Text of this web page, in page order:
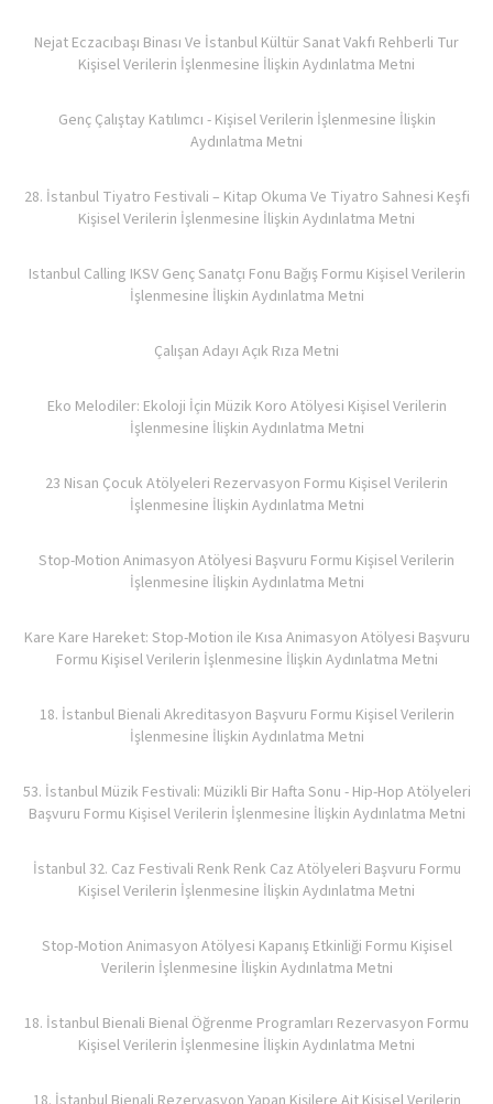
Nejat Eczacıbaşı Binası Ve İstanbul Kültür Sanat Vakfı Rehberli Tur
Kişisel Verilerin İşlenmesine İlişkin Aydınlatma Metni
Genç Çalıştay Katılımcı - Kişisel Verilerin İşlenmesine İlişkin
Aydınlatma Metni
28. İstanbul Tiyatro Festivali – Kitap Okuma Ve Tiyatro Sahnesi Keşfi
Kişisel Verilerin İşlenmesine İlişkin Aydınlatma Metni
Istanbul Calling IKSV Genç Sanatçı Fonu Bağış Formu Kişisel Verilerin
İşlenmesine İlişkin Aydınlatma Metni
Çalışan Adayı Açık Rıza Metni
Eko Melodiler: Ekoloji İçin Müzik Koro Atölyesi Kişisel Verilerin
İşlenmesine İlişkin Aydınlatma Metni
23 Nisan Çocuk Atölyeleri Rezervasyon Formu Kişisel Verilerin
İşlenmesine İlişkin Aydınlatma Metni
Stop-Motion Animasyon Atölyesi Başvuru Formu Kişisel Verilerin
İşlenmesine İlişkin Aydınlatma Metni
Kare Kare Hareket: Stop-Motion ile Kısa Animasyon Atölyesi Başvuru
Formu Kişisel Verilerin İşlenmesine İlişkin Aydınlatma Metni
18. İstanbul Bienali Akreditasyon Başvuru Formu Kişisel Verilerin
İşlenmesine İlişkin Aydınlatma Metni
53. İstanbul Müzik Festivali: Müzikli Bir Hafta Sonu - Hip-Hop Atölyeleri
Başvuru Formu Kişisel Verilerin İşlenmesine İlişkin Aydınlatma Metni
İstanbul 32. Caz Festivali Renk Renk Caz Atölyeleri Başvuru Formu
Kişisel Verilerin İşlenmesine İlişkin Aydınlatma Metni
Stop-Motion Animasyon Atölyesi Kapanış Etkinliği Formu Kişisel
Verilerin İşlenmesine İlişkin Aydınlatma Metni
18. İstanbul Bienali Bienal Öğrenme Programları Rezervasyon Formu
Kişisel Verilerin İşlenmesine İlişkin Aydınlatma Metni